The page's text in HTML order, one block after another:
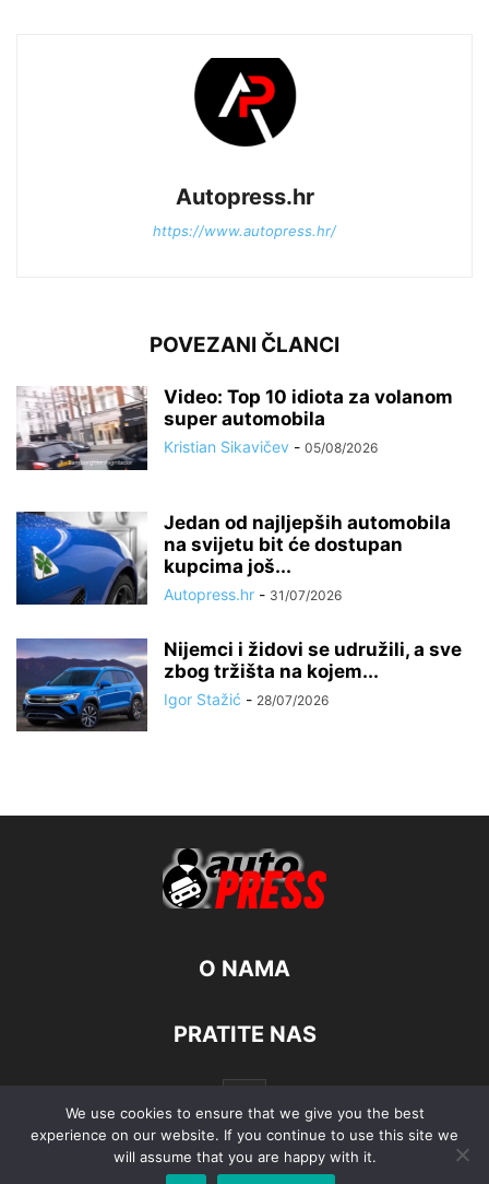
Autopress.hr
https://www.autopress.hr/
POVEZANI ČLANCI
Video: Top 10 idiota za volanom
super automobila
Kristian Sikavičev - 05/08/2026
Jedan od najljepših automobila
na svijetu bit će dostupan
kupcima još...
Autopress.hr - 31/07/2026
Nijemci i židovi se udružili, a sve
zbog tržišta na kojem...
Igor Stažić - 28/07/2026
O NAMA
PRATITE NAS
We use cookies to ensure that we give you the best
experience on our website. If you continue to use this site we
will assume that you are happy with it.